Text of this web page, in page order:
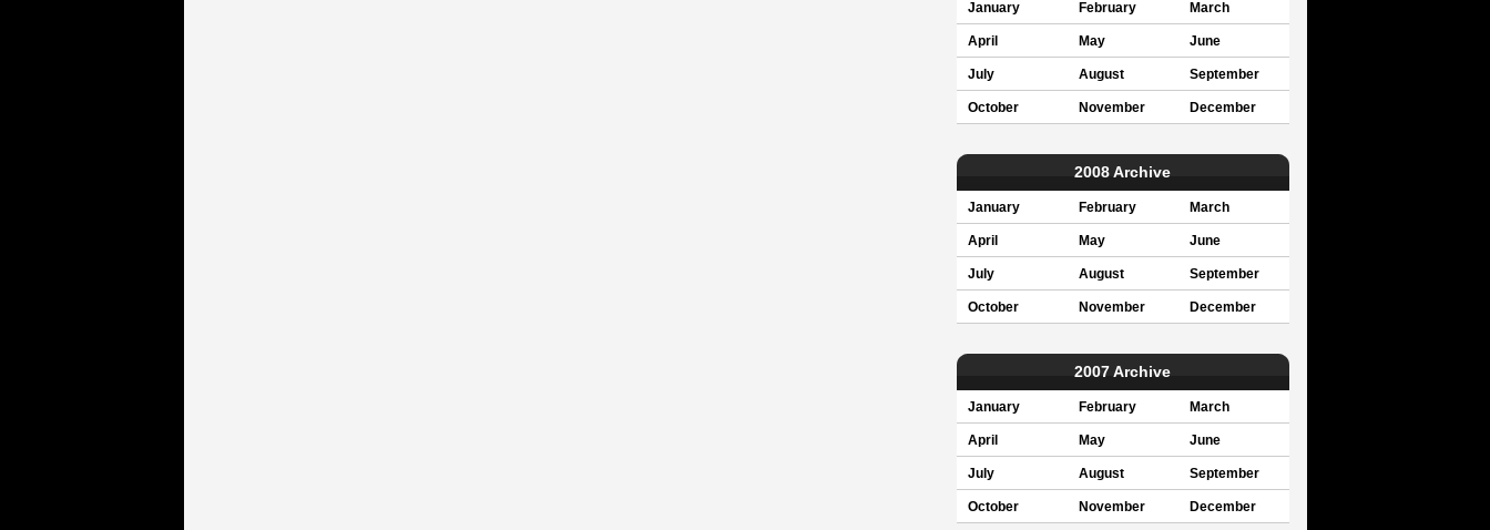
January February March
April May June
July August September
October November December
2008 Archive
January February March
April May June
July August September
October November December
2007 Archive
January February March
April May June
July August September
October November December